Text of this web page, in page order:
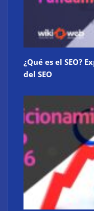
¿Qué es el SEO?
del SEO